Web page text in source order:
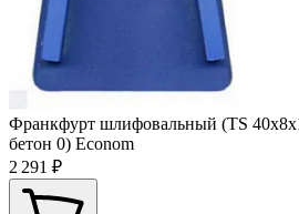
Франкфурт шлифовальный (TS
бетон 0) Econom
2 291 ₽